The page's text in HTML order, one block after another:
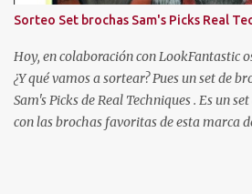
descubrí un producto que se llamaba
Cristal Soleil de Garnier Empecé a usarlo,
aclarándome el cabello. Pero hace unos
Sorteo Set brochas Sam's Picks Real
Hoy, en colaboración con LookFantastic
¿Y qué vamos a sortear? Pues un set de
Sam's Picks de Real Techniques . Es un
con las brochas favoritas de esta marca